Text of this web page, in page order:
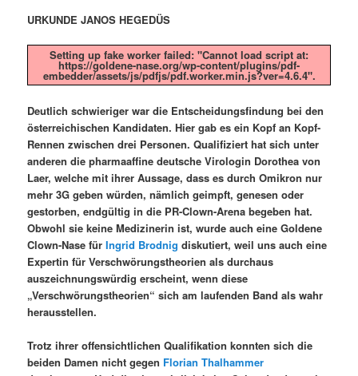
URKUNDE JANOS HEGEDÜS
Setting up fake worker failed: "Cannot load script at:
https://goldene-nase.org/wp-content/plugins/pdf-
embedder/assets/js/pdfjs/pdf.worker.min.js?ver=4.6.4".
Deutlich schwieriger war die Entscheidungsfindung bei den
österreichischen Kandidaten. Hier gab es ein Kopf an Kopf-
Rennen zwischen drei Personen. Qualifiziert hat sich unter
anderen die pharmaaffine deutsche Virologin Dorothea von
Laer, welche mit ihrer Aussage, dass es durch Omikron nur
mehr 3G geben würden, nämlich geimpft, genesen oder
gestorben, endgültig in die PR-Clown-Arena begeben hat.
Obwohl sie keine Medizinerin ist, wurde auch eine Goldene
Clown-Nase fürIngrid Brodnig diskutiert, weil uns auch eine
Expertin für Verschwörungstheorien als durchaus
auszeichnungswürdig erscheint, wenn diese
„Verschwörungstheorien“ sich am laufenden Band als wahr
herausstellen.
Trotz ihrer offensichtlichen Qualifikation konnten sich die
beiden Damen nicht gegen Florian Thalhammer